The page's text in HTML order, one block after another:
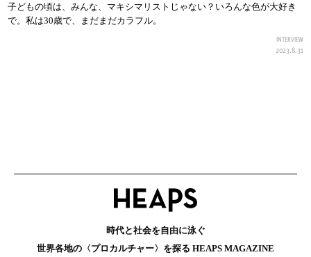
子どもの頃は、みんな、マキシマリストじゃない？いろんな色が大好き
で。私は30歳で、まだまだカラフル。
INTERVIEW
2023.8.31
時代と社会を自由に泳ぐ
世界各地の〈プロカルチャー〉を探る HEAPS MAGAZINE